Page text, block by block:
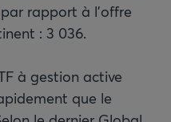
rapport à l’offre
: 3 036.
à gestion active
que le